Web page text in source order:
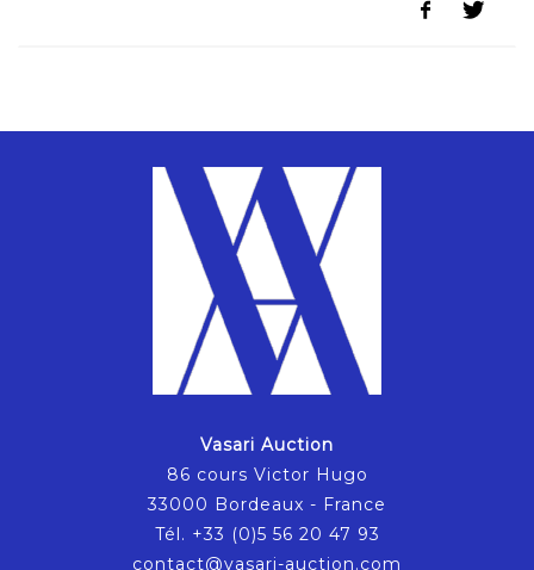
Vasari Auction
86 cours Victor Hugo
33000 Bordeaux - France
Tél. +33 (0)5 56 20 47 93
contact@vasari-auction.com